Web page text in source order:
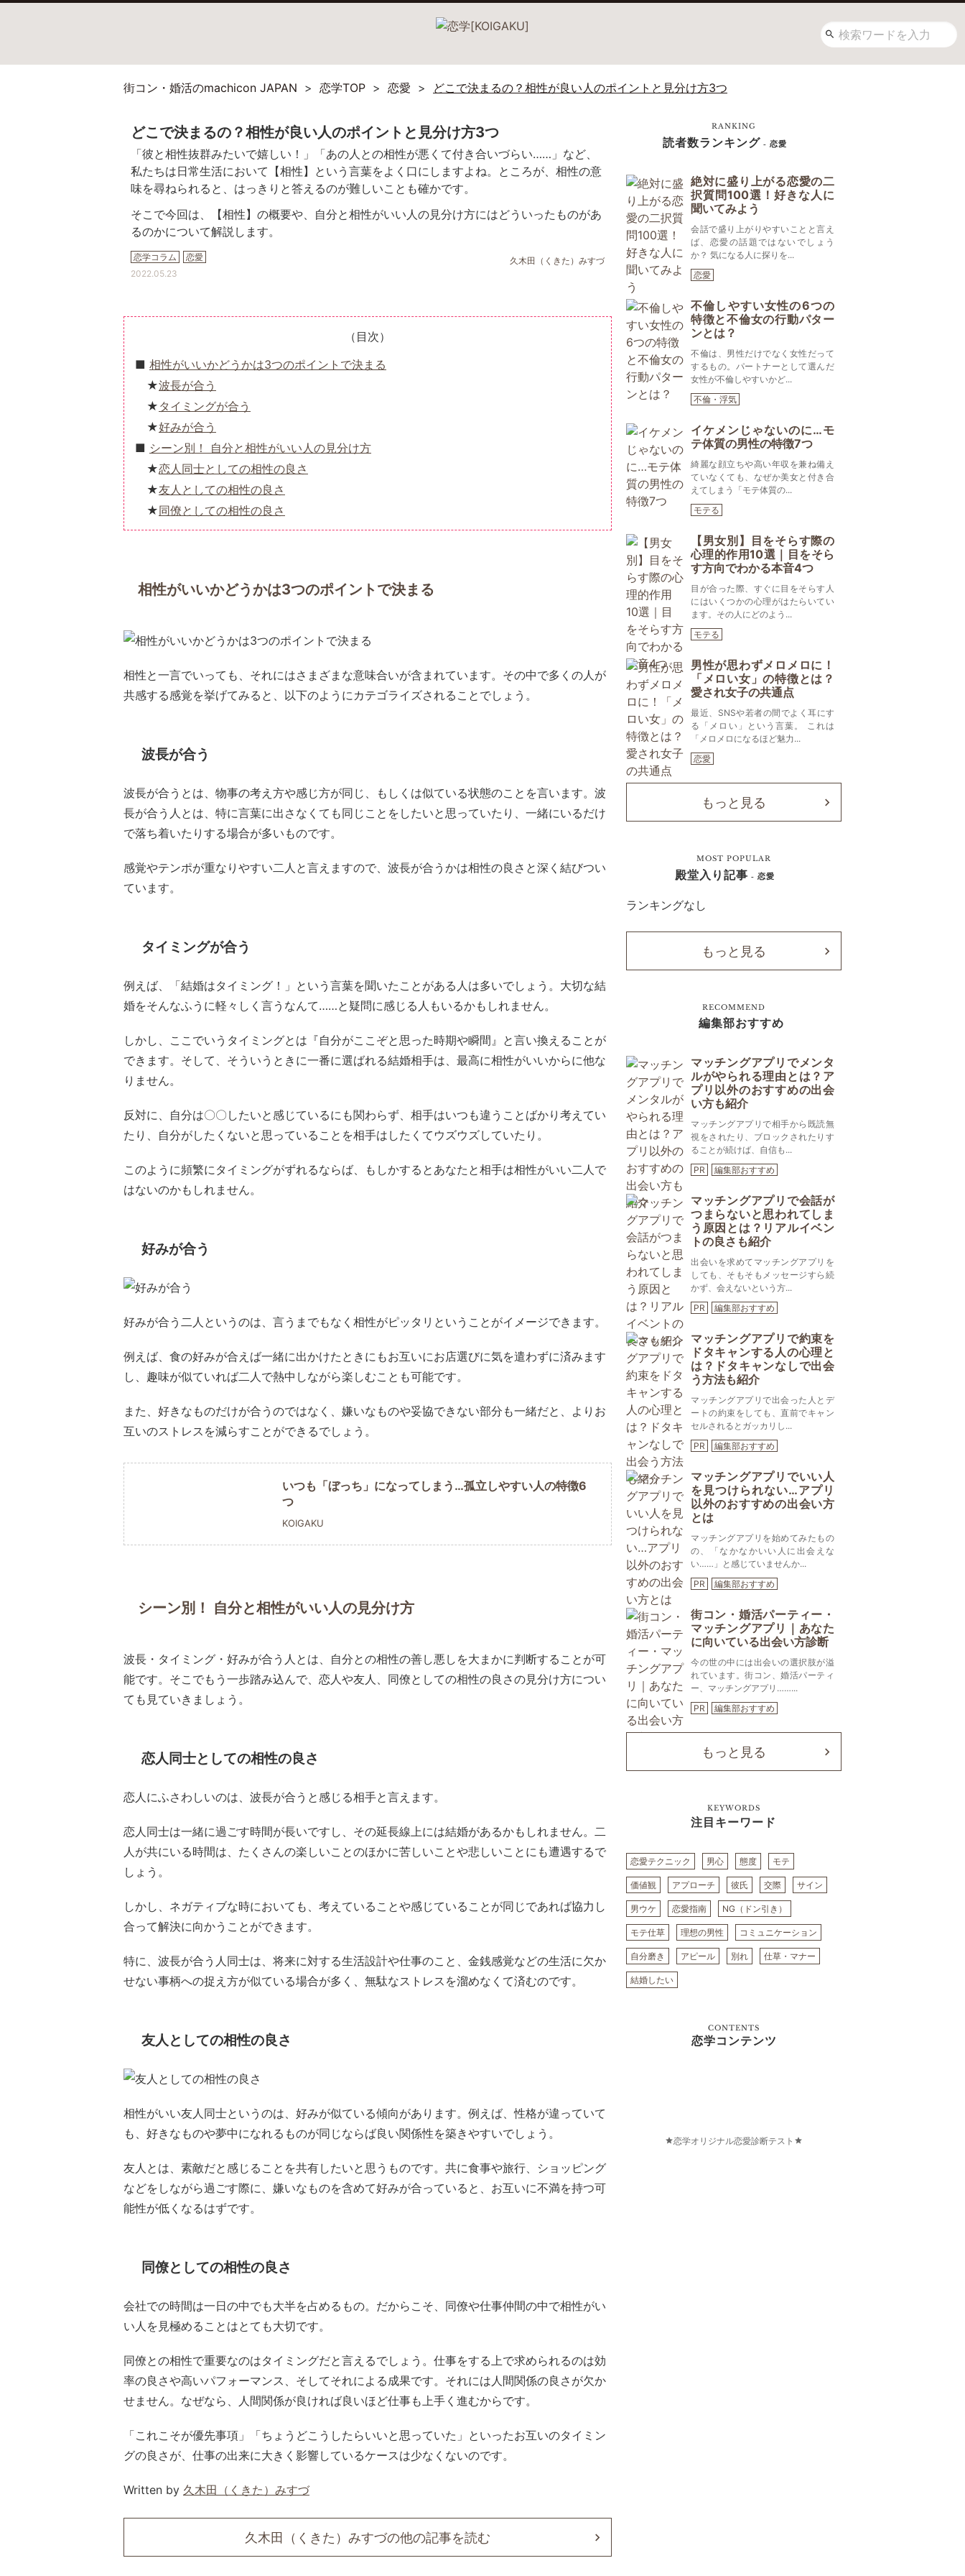
街コン・婚活のmachicon JAPAN 恋学TOP 恋愛 どこで決まるの？相性が良い人のポイントと見分け方3つ
どこで決まるの？相性が良い人のポイントと見分け方3つ
「彼と相性抜群みたいで嬉しい！」「あの人との相性が悪くて付き合いづらい……」など、
私たちは日常生活において【相性】という言葉をよく口にしますよね。ところが、相性の意
味を尋ねられると、はっきりと答えるのが難しいことも確かです。
そこで今回は、【相性】の概要や、自分と相性がいい人の見分け方にはどういったものがあ
るのかについて解説します。
恋学コラム 恋愛
久木田（くきた）みすづ
2022.05.23
（目次）
相性がいいかどうかは3つのポイントで決まる
波長が合う
タイミングが合う
好みが合う
シーン別！ 自分と相性がいい人の見分け方
恋人同士としての相性の良さ
友人としての相性の良さ
同僚としての相性の良さ
相性がいいかどうかは3つのポイントで決まる
相性と一言でいっても、それにはさまざまな意味合いが含まれています。その中で多くの人が
共感する感覚を挙げてみると、以下のようにカテゴライズされることでしょう。
波長が合う
波長が合うとは、物事の考え方や感じ方が同じ、もしくは似ている状態のことを言います。波
長が合う人とは、特に言葉に出さなくても同じことをしたいと思っていたり、一緒にいるだけ
で落ち着いたりする場合が多いものです。
感覚やテンポが重なりやすい二人と言えますので、波長が合うかは相性の良さと深く結びつい
ています。
タイミングが合う
例えば、「結婚はタイミング！」という言葉を聞いたことがある人は多いでしょう。大切な結
婚をそんなふうに軽々しく言うなんて……と疑問に感じる人もいるかもしれません。
しかし、ここでいうタイミングとは『自分がここぞと思った時期や瞬間』と言い換えることが
できます。そして、そういうときに一番に選ばれる結婚相手は、最高に相性がいいからに他な
りません。
反対に、自分は〇〇したいと感じているにも関わらず、相手はいつも違うことばかり考えてい
たり、自分がしたくないと思っていることを相手はしたくてウズウズしていたり。
このように頻繁にタイミングがずれるならば、もしかするとあなたと相手は相性がいい二人で
はないのかもしれません。
好みが合う
好みが合う二人というのは、言うまでもなく相性がピッタリということがイメージできます。
例えば、食の好みが合えば一緒に出かけたときにもお互いにお店選びに気を遣わずに済みます
し、趣味が似ていれば二人で熱中しながら楽しむことも可能です。
また、好きなものだけが合うのではなく、嫌いなものや妥協できない部分も一緒だと、よりお
互いのストレスを減らすことができるでしょう。
いつも「ぼっち」になってしまう…孤立しやすい人の特徴6
つ
KOIGAKU
シーン別！ 自分と相性がいい人の見分け方
波長・タイミング・好みが合う人とは、自分との相性の善し悪しを大まかに判断することが可
能です。そこでもう一歩踏み込んで、恋人や友人、同僚としての相性の良さの見分け方につい
ても見ていきましょう。
恋人同士としての相性の良さ
恋人にふさわしいのは、波長が合うと感じる相手と言えます。
恋人同士は一緒に過ごす時間が長いですし、その延長線上には結婚があるかもしれません。二
人が共にいる時間は、たくさんの楽しいことのほかに苦しいことや悲しいことにも遭遇するで
しょう。
しかし、ネガティブな時においても、考えていることや感じていることが同じであれば協力し
合って解決に向かうことができます。
特に、波長が合う人同士は、将来に対する生活設計や仕事のこと、金銭感覚などの生活に欠か
せない事柄への捉え方が似ている場合が多く、無駄なストレスを溜めなくて済むのです。
友人としての相性の良さ
相性がいい友人同士というのは、好みが似ている傾向があります。例えば、性格が違っていて
も、好きなものや夢中になれるものが同じならば良い関係性を築きやすいでしょう。
友人とは、素敵だと感じることを共有したいと思うものです。共に食事や旅行、ショッピング
などをしながら過ごす際に、嫌いなものを含めて好みが合っていると、お互いに不満を持つ可
能性が低くなるはずです。
同僚としての相性の良さ
会社での時間は一日の中でも大半を占めるもの。だからこそ、同僚や仕事仲間の中で相性がい
い人を見極めることはとても大切です。
同僚との相性で重要なのはタイミングだと言えるでしょう。仕事をする上で求められるのは効
率の良さや高いパフォーマンス、そしてそれによる成果です。それには人間関係の良さが欠か
せません。なぜなら、人間関係が良ければ良いほど仕事も上手く進むからです。
「これこそが優先事項」「ちょうどこうしたらいいと思っていた」といったお互いのタイミン
グの良さが、仕事の出来に大きく影響しているケースは少なくないのです。
Written by 久木田（くきた）みすづ
久木田（くきた）みすづの他の記事を読む
RANKING
読者数ランキング - 恋愛
絶対に盛り上がる恋愛の二
択質問100選！好きな人に
聞いてみよう
会話で盛り上がりやすいことと言え
ば、恋愛の話題ではないでしょう
か？ 気になる人に探りを...
恋愛
不倫しやすい女性の6つの
特徴と不倫女の行動パター
ンとは？
不倫は、男性だけでなく女性だって
するもの。パートナーとして選んだ
女性が不倫しやすいかど...
不倫・浮気
イケメンじゃないのに…モ
テ体質の男性の特徴7つ
綺麗な顔立ちや高い年収を兼ね備え
ていなくても、なぜか美女と付き合
えてしまう「モテ体質の...
モテる
【男女別】目をそらす際の
心理的作用10選｜目をそら
す方向でわかる本音4つ
目が合った際、すぐに目をそらす人
にはいくつかの心理がはたらいてい
ます。その人にどのよう...
モテる
男性が思わずメロメロに！
「メロい女」の特徴とは？
愛され女子の共通点
最近、SNSや若者の間でよく耳にす
る「メロい」という言葉。 これは
「メロメロになるほど魅力...
恋愛
もっと見る
MOST POPULAR
殿堂入り記事 - 恋愛
ランキングなし
もっと見る
RECOMMEND
編集部おすすめ
マッチングアプリでメンタ
ルがやられる理由とは？ア
プリ以外のおすすめの出会
い方も紹介
マッチングアプリで相手から既読無
視をされたり、ブロックされたりす
ることが続けば、自信も...
PR
編集部おすすめ
マッチングアプリで会話が
つまらないと思われてしま
う原因とは？リアルイベン
トの良さも紹介
出会いを求めてマッチングアプリを
しても、そもそもメッセージすら続
かず、会えないという方...
PR
編集部おすすめ
マッチングアプリで約束を
ドタキャンする人の心理と
は？ドタキャンなしで出会
う方法も紹介
マッチングアプリで出会った人とデ
ートの約束をしても、直前でキャン
セルされるとガッカリし...
PR
編集部おすすめ
マッチングアプリでいい人
を見つけられない…アプリ
以外のおすすめの出会い方
とは
マッチングアプリを始めてみたもの
の、「なかなかいい人に出会えな
い……」と感じていませんか...
PR
編集部おすすめ
街コン・婚活パーティー・
マッチングアプリ｜あなた
に向いている出会い方診断
今の世の中には出会いの選択肢が溢
れています。街コン、婚活パーティ
ー、マッチングアプリ……...
PR
編集部おすすめ
もっと見る
KEYWORDS
注目キーワード
恋愛テクニック 男心 態度 モテ
価値観 アプローチ 彼氏 交際 サイン
男ウケ 恋愛指南 NG（ドン引き）
モテ仕草 理想の男性 コミュニケーション
自分磨き アピール 別れ 仕草・マナー
結婚したい
CONTENTS
恋学コンテンツ
恋学オリジナル恋愛診断テスト